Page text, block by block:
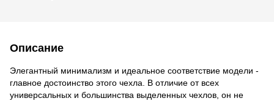
Описание
Элегантный минимализм и идеальное соответствие модели -
главное достоинство этого чехла. В отличие от всех
универсальных и большинства выделенных чехлов, он не